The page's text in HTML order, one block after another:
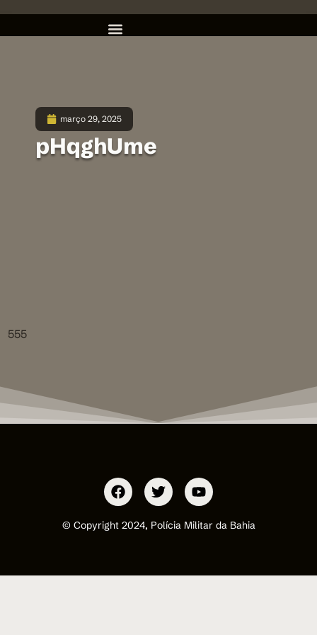
março 29, 2025
pHqghUme
555
© Copyright 2024, Polícia Militar da Bahia